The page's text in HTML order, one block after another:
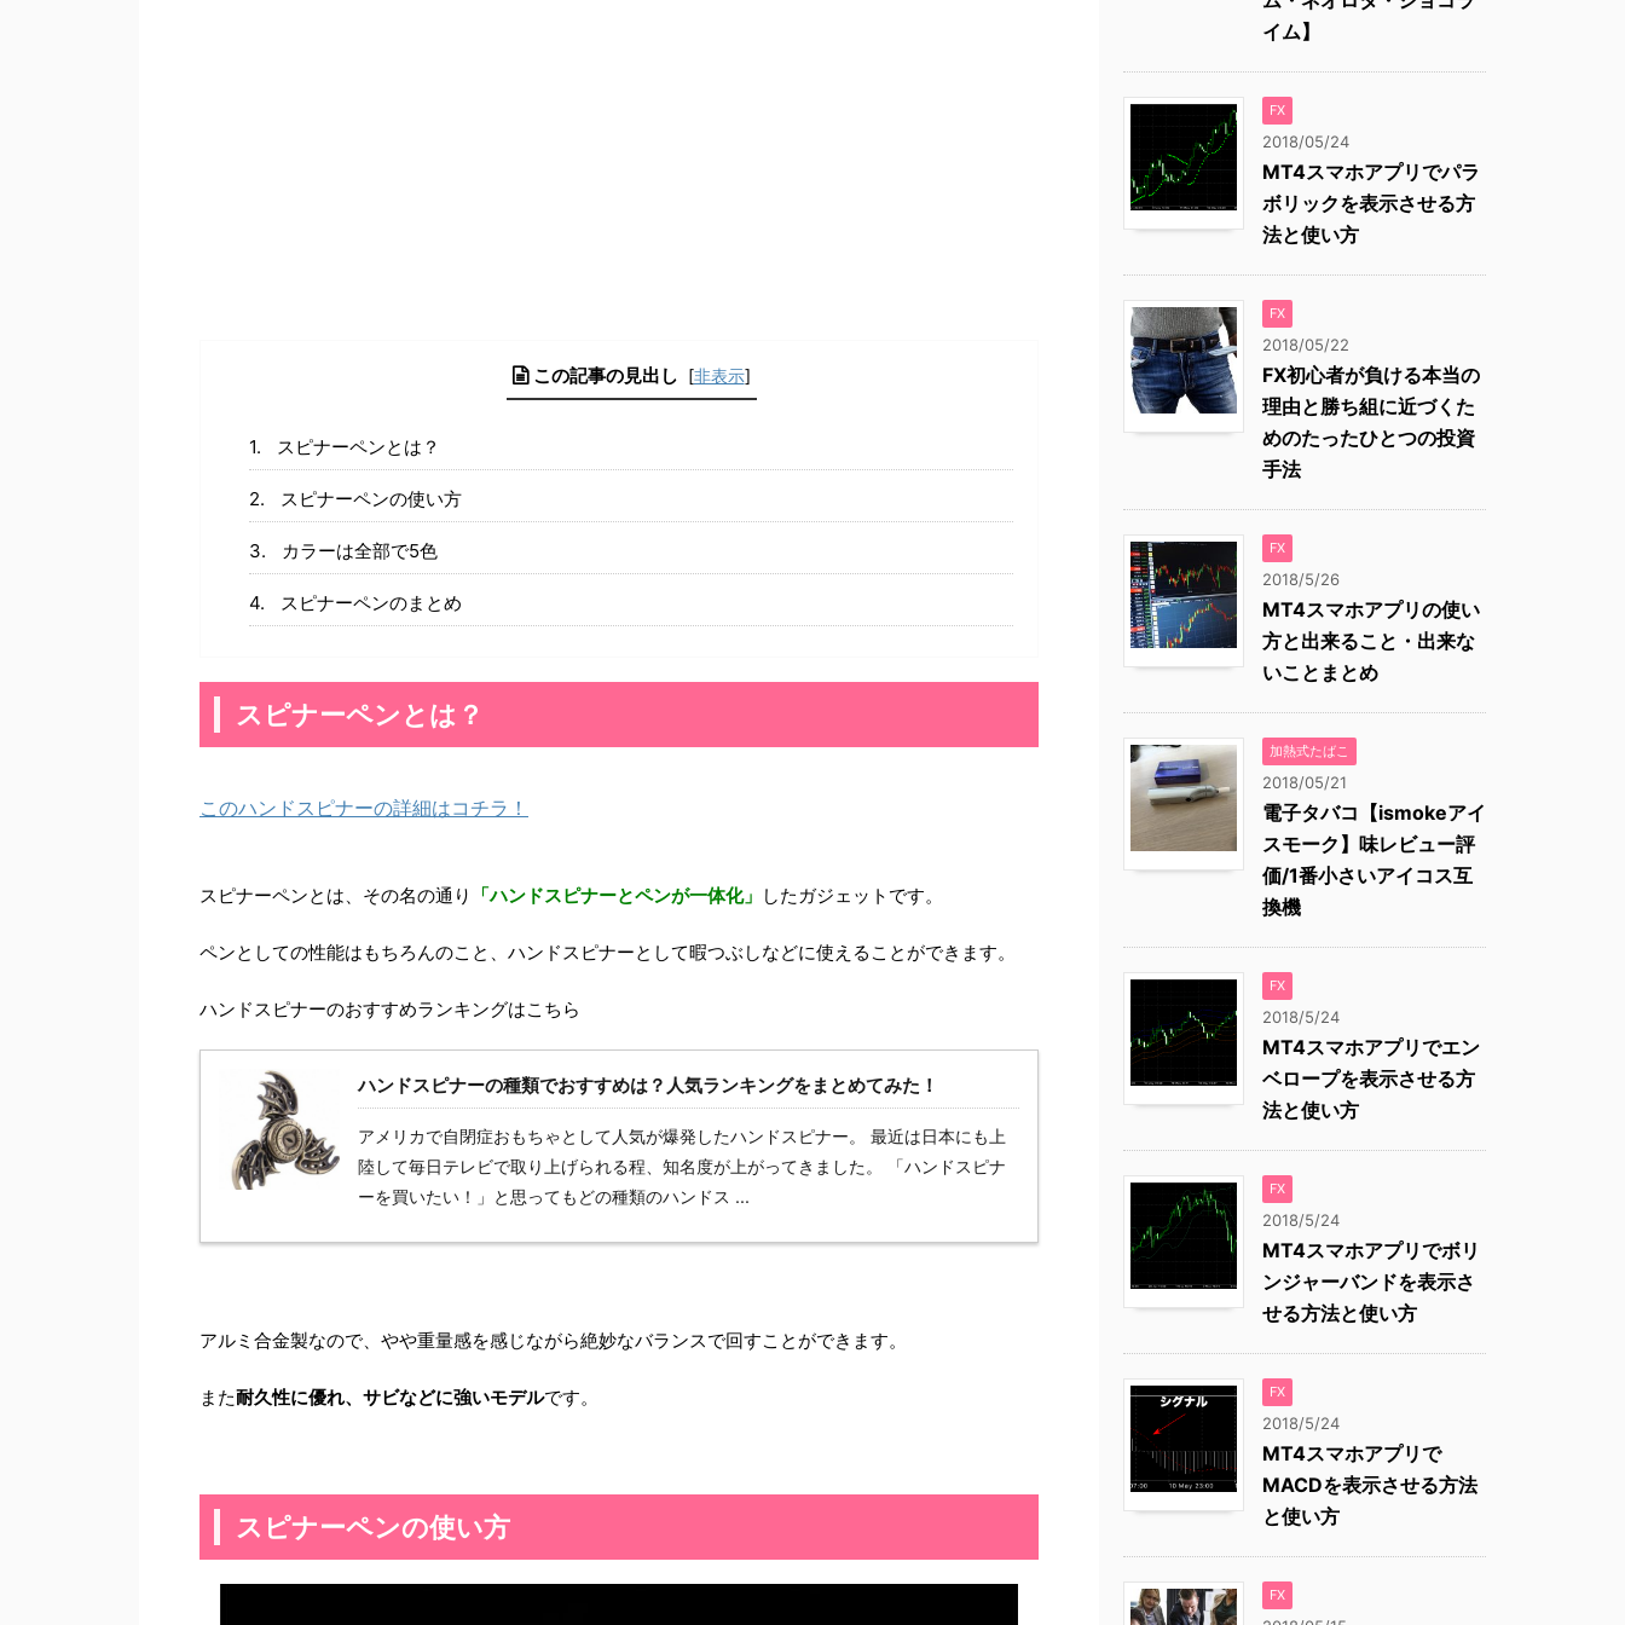
この記事の見出し [非表示]
スピナーペンとは？
スピナーペンの使い方
カラーは全部で5色
スピナーペンのまとめ
スピナーペンとは？
このハンドスピナーの詳細はコチラ！
スピナーペンとは、その名の通り 「ハンドスピナーとペンが一体化」 したガジェットです。
ペンとしての性能はもちろんのこと、ハンドスピナーとして暇つぶしなどに使えることができます。
ハンドスピナーのおすすめランキングはこちら
ハンドスピナーの種類でおすすめは？人気ランキングをまとめてみた！
アメリカで自閉症おもちゃとして人気が爆発したハンドスピナー。 最近は日本にも上
陸して毎日テレビで取り上げられる程、知名度が上がってきました。 「ハンドスピナ
ーを買いたい！」と思ってもどの種類のハンドス ...
アルミ合金製なので、やや重量感を感じながら絶妙なバランスで回すことができます。
また耐久性に優れ、サビなどに強いモデルです。
スピナーペンの使い方
イム】
FX
2018/05/24
MT4スマホアプリでパラ
ボリックを表示させる方
法と使い方
FX
2018/05/22
FX初心者が負ける本当の
理由と勝ち組に近づくた
めのたったひとつの投資
手法
FX
2018/5/26
MT4スマホアプリの使い
方と出来ること・出来な
いことまとめ
加熱式たばこ
2018/05/21
電子タバコ【ismokeアイ
スモーク】味レビュー評
価/1番小さいアイコス互
換機
FX
2018/5/24
MT4スマホアプリでエン
ベロープを表示させる方
法と使い方
FX
2018/5/24
MT4スマホアプリでボリ
ンジャーバンドを表示さ
せる方法と使い方
FX
2018/5/24
MT4スマホアプリで
MACDを表示させる方法
と使い方
FX